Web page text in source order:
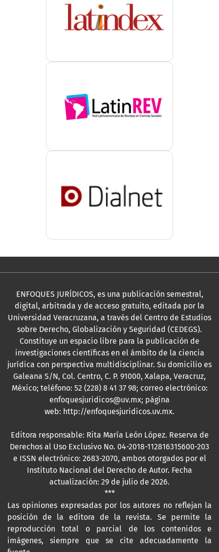
ENFOQUES JURÍDICOS, es una publicación semestral,
digital, arbitrada y de acceso gratuito, editada por la
Universidad Veracruzana, a través del Centro de Estudios
sobre Derecho, Globalización y Seguridad (CEDEGS).
Constituye un espacio libre para la publicación de
investigaciones científicas en el ámbito de la ciencia
jurídica con perspectiva multidisciplinar. Su domicilio es
Galeana S/N, Col. Centro, C. P. 91000, Xalapa, Veracruz,
México; teléfono: 52 (228) 8 41 37 98; correo electrónico:
enfoquesjuridicos@uv.mx; página
web: http://enfoquesjuridicos.uv.mx.
Editora responsable: Rita María León López. Reserva de
Derechos al Uso Exclusivo No. 04-2018-112816315600-203
e ISSN electrónico: 2683-2070, ambos otorgados por el
Instituto Nacional del Derecho de Autor. Fecha
actualización: 29 de julio de 2026.
***
Las opiniones expresadas por los autores no reflejan la
posición de la editora de la revista. Se permite la
reproducción total o parcial de los contenidos e
imágenes, siempre que se cite adecuadamente la